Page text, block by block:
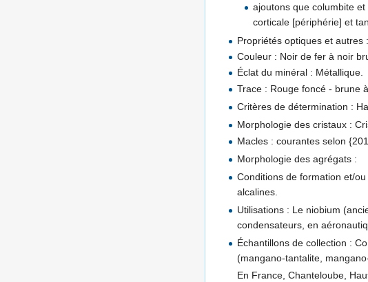
ajoutons que columbite
corticale [périphérie] et
Propriétés optiques et autres
Couleur : Noir de fer à noir
Éclat du minéral : Métallique.
Trace : Rouge foncé - brune
Critères de détermination :
Morphologie des cristaux :
Macles : courantes selon
Morphologie des agrégats :
Conditions de formation et/
alcalines.
Utilisations : Le niobium
condensateurs, en
Échantillons de collection :
(mangano-tantalite,
En France, Chanteloube,